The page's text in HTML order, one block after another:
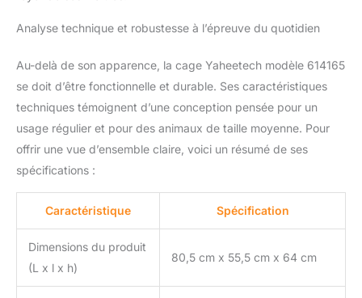
Analyse technique et robustesse à l’épreuve du quotidien
Au-delà de son apparence, la cage Yaheetech modèle 614165
se doit d’être fonctionnelle et durable. Ses caractéristiques
techniques témoignent d’une conception pensée pour un
usage régulier et pour des animaux de taille moyenne. Pour
offrir une vue d’ensemble claire, voici un résumé de ses
spécifications :
Caractéristique Spécification
Dimensions du produit
(L x l x h)
80,5 cm x 55,5 cm x 64 cm